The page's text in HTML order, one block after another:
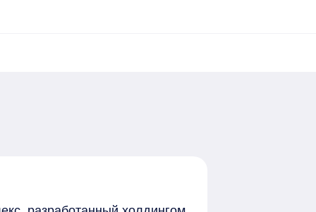
е
ит.д), отделения почты и банков, пункты